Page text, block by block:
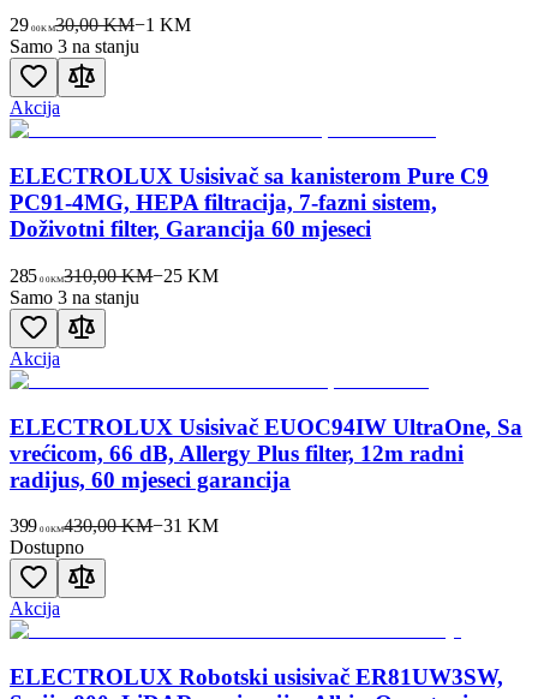
29 00KM30,00 KM−1 KM
Samo 3 na stanju
Akcija
ELECTROLUX Usisivač sa kanisterom Pure C9
PC91-4MG, HEPA filtracija, 7-fazni sistem,
Doživotni filter, Garancija 60 mjeseci
285 00KM310,00 KM−25 KM
Samo 3 na stanju
Akcija
ELECTROLUX Usisivač EUOC94IW UltraOne, Sa
vrećicom, 66 dB, Allergy Plus filter, 12m radni
radijus, 60 mjeseci garancija
399 00KM430,00 KM−31 KM
Dostupno
Akcija
ELECTROLUX Robotski usisivač ER81UW3SW,